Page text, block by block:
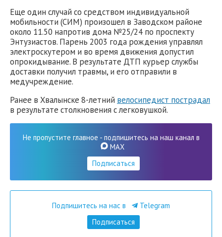
Еще один случай со средством индивидуальной
мобильности (СИМ) произошел в Заводском районе
около 11.50 напротив дома №25/24 по проспекту
Энтузиастов. Парень 2003 года рождения управлял
электроскутером и во время движения допустил
опрокидывание. В результате ДТП курьер службы
доставки получил травмы, и его отправили в
медучреждение.
Ранее в Хвалынске 8-летний велосипедист пострадал
в результате столкновения с легковушкой.
Не пропустите главное - подпишитесь на наш канал в
MAX
Подписаться
Подпишитесь на нас в
Telegram
Подписаться